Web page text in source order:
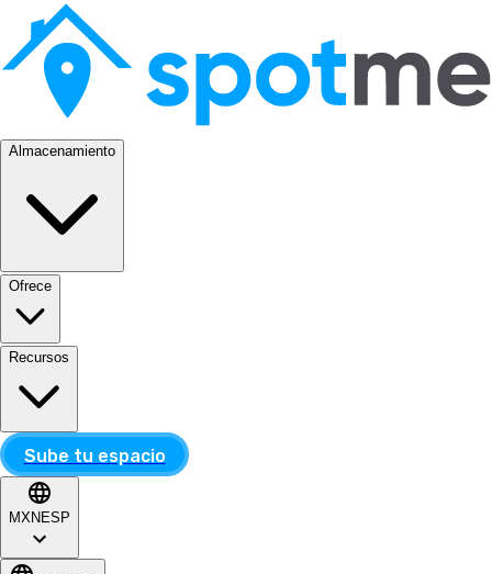
Almacenamiento
Ofrece
Recursos
Sube tu espacio
MXN ESP